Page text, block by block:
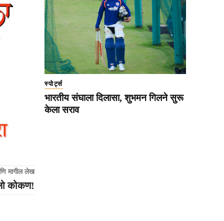
मागील लेख
कोकण!
स्पोर्ट्स
भारतीय संघाला दिलासा, शुभमन गिलने सुरू
केला सराव